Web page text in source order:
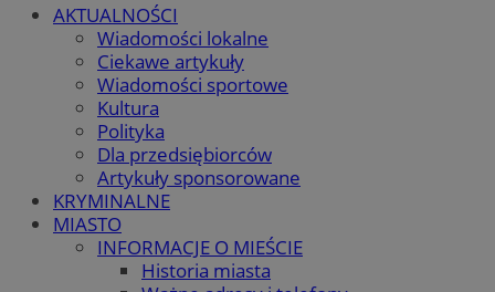
AKTUALNOŚCI
Wiadomości lokalne
Ciekawe artykuły
Wiadomości sportowe
Kultura
Polityka
Dla przedsiębiorców
Artykuły sponsorowane
KRYMINALNE
MIASTO
INFORMACJE O MIEŚCIE
Historia miasta